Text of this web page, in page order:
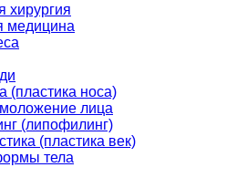
хирургия
медицина
(пластика носа)
лица
(липофилинг)
(пластика век)
тела